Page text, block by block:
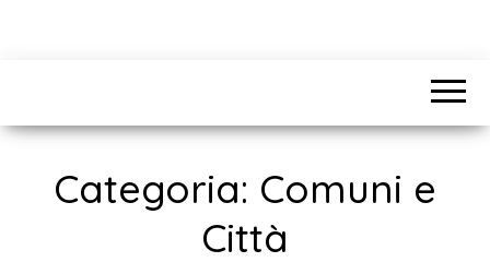
Categoria: Comuni e
Città